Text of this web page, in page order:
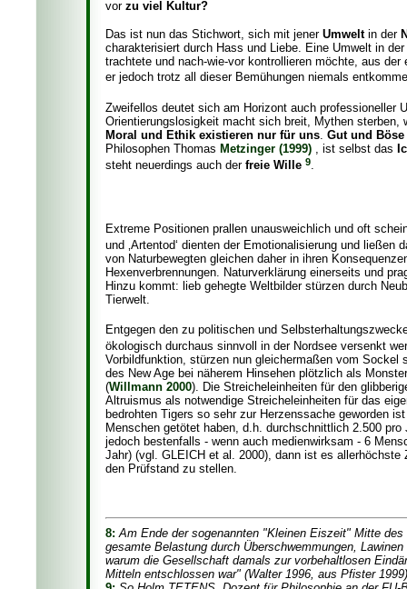
vor zu viel Kultur?
Das ist nun das Stichwort, sich mit jener Umweltin der
charakterisiert durch Hass und Liebe. Eine Umwelt in
trachtete und nach-wie-vor kontrollieren möchte, aus
er jedoch trotz all dieser Bemühungen niemals
Zweifellos deutet sich am Horizont auch professioneller
Orientierungslosigkeit macht sich breit, Mythen
Moral und Ethik existieren nur für uns. Gut und
Philosophen Thomas Metzinger (1999) , ist selbst das
steht neuerdings auch der freie Wille 9.
Extreme Positionen prallen unausweichlich und oft
und ‚Artentod‘ dienten der Emotionalisierung und
von Naturbewegten gleichen daher in ihren
Hexenverbrennungen. Naturverklärung einerseits und
Hinzu kommt: lieb gehegte Weltbilder stürzen durch
Tierwelt.
Entgegen den zu politischen und
ökologisch durchaus sinnvoll in der Nordsee versenkt
Vorbildfunktion, stürzen nun gleichermaßen vom Sockel
des New Age bei näherem Hinsehen plötzlich als
(Willmann 2000). Die Streicheleinheiten für den
Altruismus als notwendige Streicheleinheiten für das
bedrohten Tigers so sehr zur Herzenssache geworden
Menschen getötet haben, d.h. durchschnittlich 2.500
jedoch bestenfalls - wenn auch medienwirksam - 6
Jahr) (vgl. GLEICH et al. 2000), dann ist es
den Prüfstand zu stellen.
8: Am Ende der sogenannten "Kleinen Eiszeit" Mitte
gesamte Belastung durch Überschwemmungen,
warum die Gesellschaft damals zur vorbehaltlosen
Mitteln entschlossen war" (Walter 1996, aus Pfister